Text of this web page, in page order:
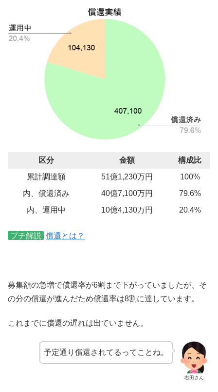
区分 金額
構成比
累計調達額
51億1,230万円
100%
内、償還済み
40億7,100万円
79.6%
内、運用中
10億4,130万円 20.4%
プチ解説 償還とは？
募集額の急増で償還率が6割まで下がっていましたが、そ
の分の償還が進んだため償還率は8割に達しています。
これまでに償還の遅れは出ていません。
右田さん
予定通り償還されてるってことね。